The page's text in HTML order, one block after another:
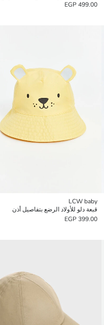
499.00 EGP
LCW baby
قبعة دلو للأولاد الرضع بتفاصيل أذن
399.00 EGP